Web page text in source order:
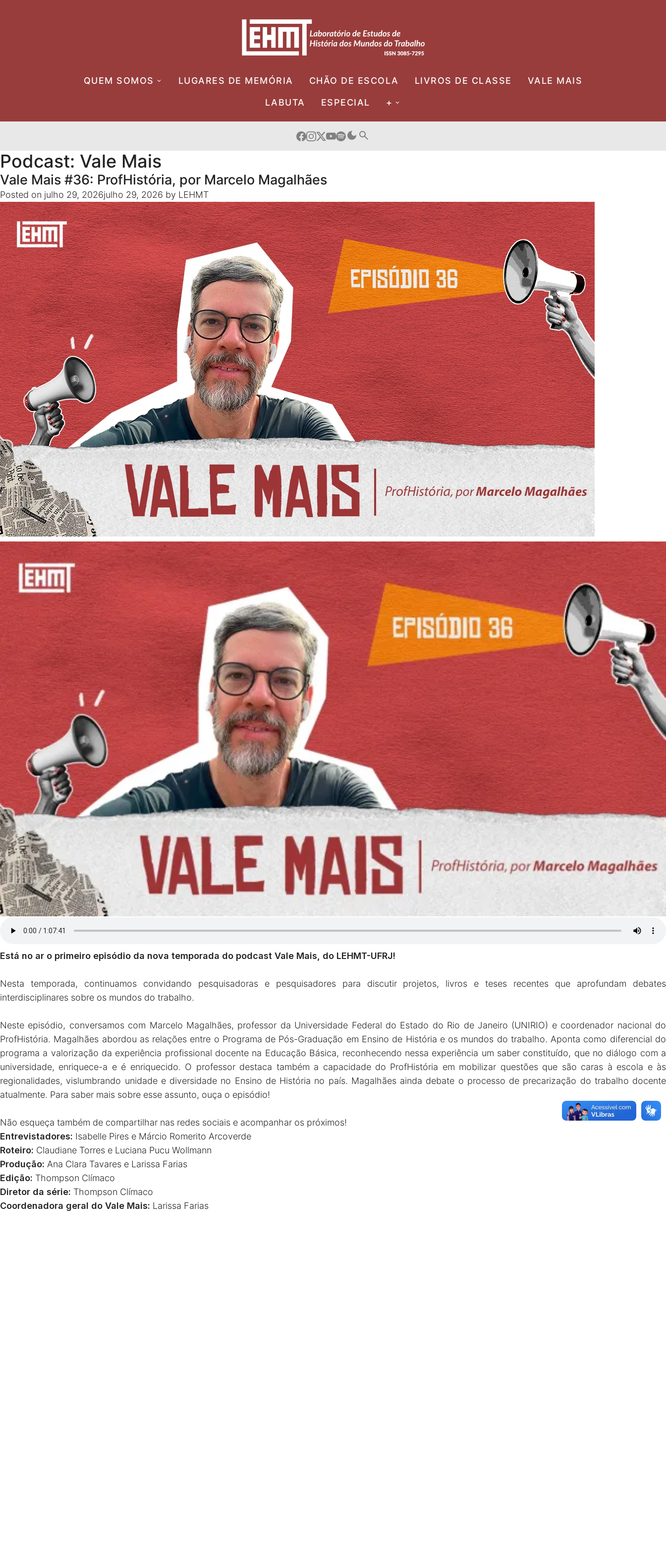
QUEM SOMOS LUGARES DE MEMÓRIA CHÃO DE ESCOLA LIVROS DE CLASSE VALE MAIS
LABUTA ESPECIAL +
Podcast: Vale Mais
Vale Mais #36: ProfHistória, por Marcelo Magalhães
Posted on julho 29, 2026julho 29, 2026 by LEHMT
Está no ar o primeiro episódio da nova temporada do podcast Vale Mais, do LEHMT-UFRJ!
Nesta temporada, continuamos convidando pesquisadoras e pesquisadores para discutir projetos, livros e teses recentes que aprofundam debates
interdisciplinares sobre os mundos do trabalho.
Neste episódio, conversamos com Marcelo Magalhães, professor da Universidade Federal do Estado do Rio de Janeiro (UNIRIO) e coordenador nacional do
ProfHistória. Magalhães abordou as relações entre o Programa de Pós-Graduação em Ensino de História e os mundos do trabalho. Aponta como diferencial do
programa a valorização da experiência profissional docente na Educação Básica, reconhecendo nessa experiência um saber constituído, que no diálogo com a
universidade, enriquece-a e é enriquecido. O professor destaca também a capacidade do ProfHistória em mobilizar questões que são caras à escola e às
regionalidades, vislumbrando unidade e diversidade no Ensino de História no país. Magalhães ainda debate o processo de precarização do trabalho docente
atualmente. Para saber mais sobre esse assunto, ouça o episódio!
Não esqueça também de compartilhar nas redes sociais e acompanhar os próximos!
Entrevistadores: Isabelle Pires e Márcio Romerito Arcoverde
Roteiro: Claudiane Torres e Luciana Pucu Wollmann
Produção: Ana Clara Tavares e Larissa Farias
Edição: Thompson Clímaco
Diretor da série: Thompson Clímaco
Coordenadora geral do Vale Mais: Larissa Farias